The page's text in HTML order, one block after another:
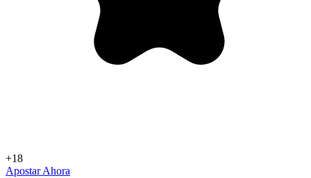
+18
Apostar Ahora